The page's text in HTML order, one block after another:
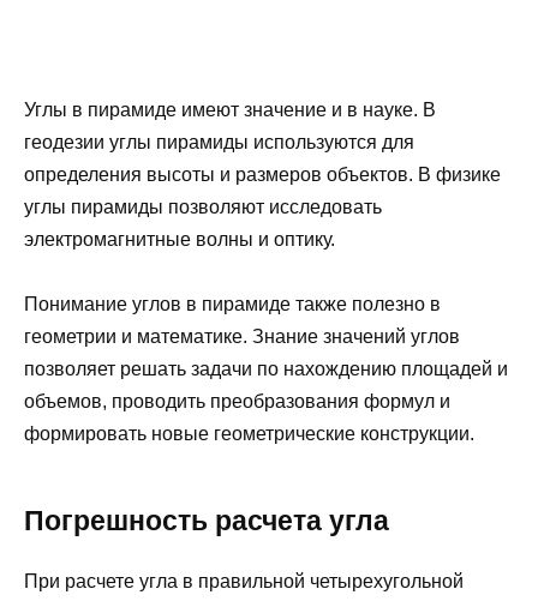
Углы в пирамиде имеют значение и в науке. В
геодезии углы пирамиды используются для
определения высоты и размеров объектов. В физике
углы пирамиды позволяют исследовать
электромагнитные волны и оптику.
Понимание углов в пирамиде также полезно в
геометрии и математике. Знание значений углов
позволяет решать задачи по нахождению площадей и
объемов, проводить преобразования формул и
формировать новые геометрические конструкции.
Погрешность расчета угла
При расчете угла в правильной четырехугольной